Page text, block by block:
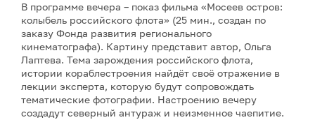
В программе вечера – показ фильма «Мосеев остров:
колыбель российского флота» (25 мин., создан по
заказу Фонда развития регионального
кинематографа). Картину представит автор, Ольга
Лаптева. Тема зарождения российского флота,
истории кораблестроения найдёт своё отражение в
лекции эксперта, которую будут сопровождать
тематические фотографии. Настроению вечеру
создадут северный антураж и неизменное чаепитие.